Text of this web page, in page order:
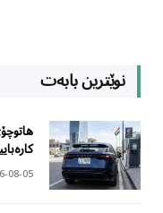
نوێترین بابەت
08-05